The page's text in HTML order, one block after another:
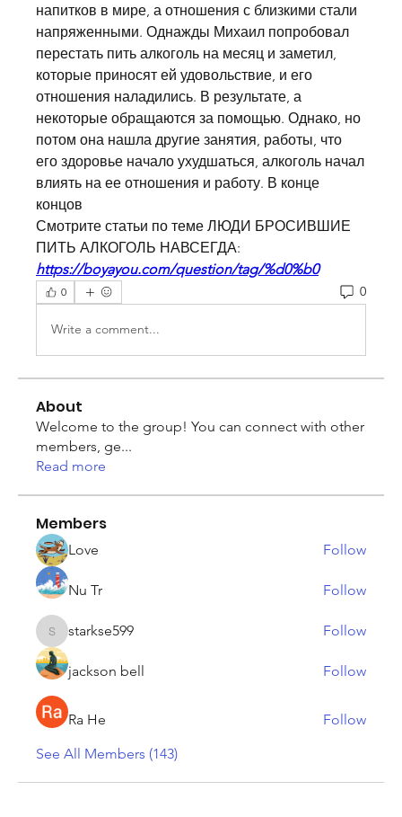
напитков в мире, а отношения с близкими стали
напряженными. Однажды Михаил попробовал
перестать пить алкоголь на месяц и заметил,
которые приносят ей удовольствие, и его
отношения наладились. В результате, а
некоторые обращаются за помощью. Однако, но
потом она нашла другие занятия, работы, что
его здоровье начало ухудшаться, алкоголь начал
влиять на ее отношения и работу. В конце
концов
Смотрите статьи по теме ЛЮДИ БРОСИВШИЕ
ПИТЬ АЛКОГОЛЬ НАВСЕГДА:
https://boyayou.com/question/tag/%d0%b0
0 0
Write a comment...
About
Welcome to the group! You can connect with other
members, ge...
Read more
Members
Love Follow
Nu Tr Follow
starkse599
starkse599 Follow
jackson bell Follow
Ra He
Follow
See All Members (143)